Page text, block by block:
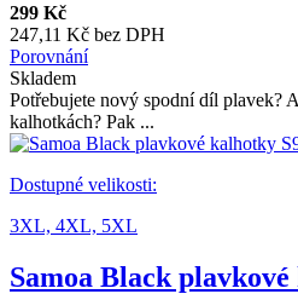
299 Kč
247,11 Kč bez DPH
Porovnání
Skladem
Potřebujete nový spodní díl plavek?
kalhotkách? Pak ...
Dostupné velikosti:
3XL, 4XL, 5XL
Samoa Black